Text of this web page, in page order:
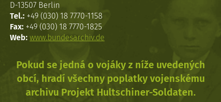
D-13507 Berlin
Tel.: +49 (030) 18 7770-1158
Fax: +49 (030) 18 7770-1825
Web: www.bundesarchiv.de
Pokud se jedná o vojáky z níže uvedených
obcí, hradí všechny poplatky vojenskému
archivu Projekt Hultschiner-Soldaten.